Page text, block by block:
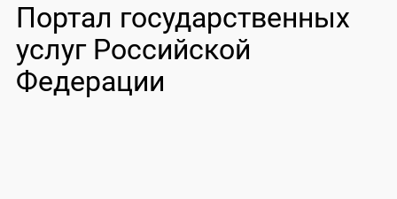
Портал государственных
услуг Российской
Федерации